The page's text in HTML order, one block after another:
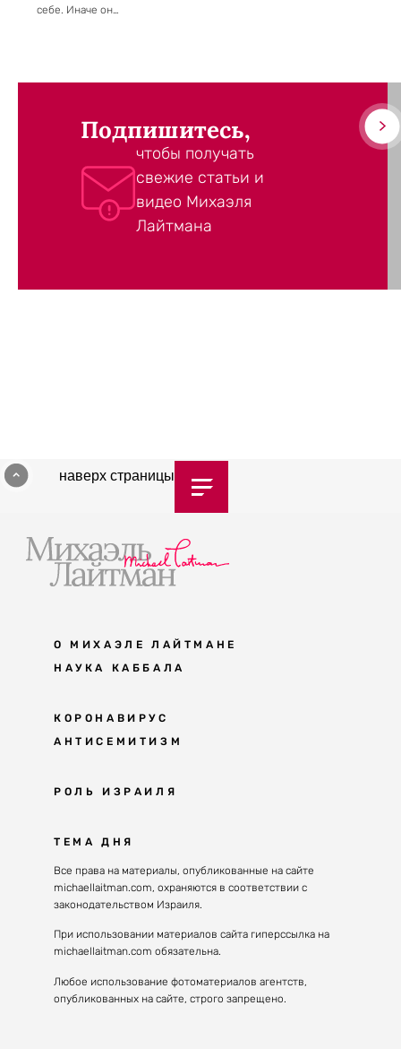
себе. Иначе он…
Подпишитесь,
чтобы получать
свежие статьи и
видео Михаэля
Лайтмана
наверх страницы
О МИХАЭЛЕ ЛАЙТМАНЕ
НАУКА КАББАЛА
Мудрость каббалы
Каббала сегодня
Великие каббалисты
Духовные состояния
Конгрессы каббалы
Каббалистическая музыка
Духовные состояния
КОРОНАВИРУС
АНТИСЕМИТИЗМ
Антисемитизм в современном мире
Решение
РОЛЬ ИЗРАИЛЯ
Почему евреи
Израиль сегодня
Избраны служить миру
ТЕМА ДНЯ
Все права на материалы, опубликованные на сайте
michaellaitman.com, охраняются в соответствии с
законодательством Израиля.
При использовании материалов сайта гиперссылка на
michaellaitman.com обязательна.
Любое использование фотоматериалов агентств,
опубликованных на сайте, строго запрещено.